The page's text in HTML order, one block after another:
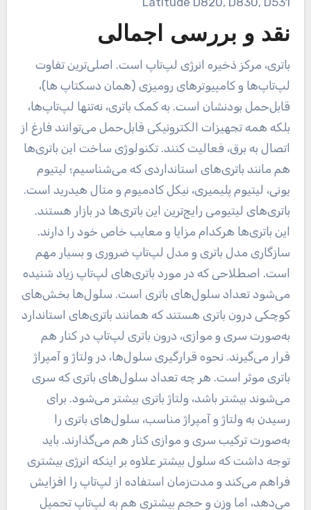
نقد و بررسی اجمالی
باتری، مرکز ذخیره انرژی لپ‌تاپ است. اصلی‌ترین تفاوت
لپ‌تاپ‌ها و کامپیوترهای رومیزی (همان دسکتاپ ها)،
قابل‌حمل بودنشان است. به کمک باتری، نه‌تنها لپ‌تاپ‌ها،
بلکه همه تجهیزات الکترونیکی قابل‌حمل می‌توانند فارغ از
اتصال به برق، فعالیت کنند. تکنولوژی ساخت این باتری‌ها
هم مانند باتری‌های استانداردی که می‌شناسیم؛ لیتیوم
یونی، لیتیوم پلیمیری، نیکل کادمیوم و متال هیدرید است.
باتری‌های لیتیومی رایج‌ترین این باتری‌ها در بازار هستند.
این باتری‌ها هرکدام مزایا و معایب خاص خود را دارند.
سازگاری مدل باتری و مدل لپ‌تاپ ضروری و بسیار مهم
است. اصطلاحی که در مورد باتری‌های لپ‌تاپ زیاد شنیده
می‌شود تعداد سلول‌های باتری است. سلول‌ها بخش‌های
کوچکی درون باتری هستند که همانند باتری‌های استاندارد
به‌صورت سری و موازی، درون باتری لپ‌تاپ در کنار هم
قرار می‌گیرند. نحوه قرارگیری سلول‌ها، در ولتاژ و آمپراژ
باتری موثر است. هر چه تعداد سلول‌های باتری که سری
می‌شوند بیشتر باشد، ولتاژ باتری بیشتر می‌شود. برای
رسیدن به ولتاژ و آمپراژ مناسب، سلول‌های باتری را
به‌صورت ترکیب سری و موازی کنار هم می‌گذارند. باید
توجه داشت که سلول بیشتر علاوه بر اینکه انرژی بیشتری
فراهم می‌کند و مدت‌زمان استفاده از لپ‌تاپ را افزایش
می‌دهد، اما وزن و حجم بیشتری هم به لپ‌تاپ تحمیل